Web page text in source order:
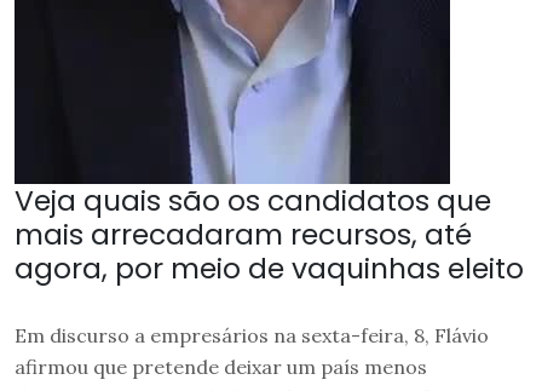
Veja quais são os candidatos que
mais arrecadaram recursos, até
agora, por meio de vaquinhas eleito
Em discurso a empresários na sexta-feira, 8, Flávio
afirmou que pretende deixar um país menos